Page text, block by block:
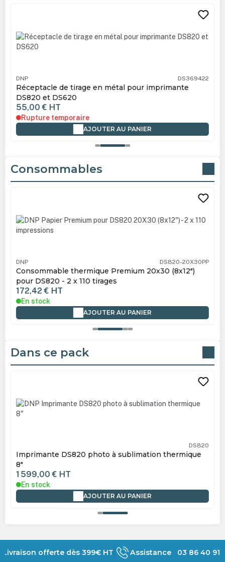
DNP DS369422
Réceptacle de tirage en métal pour imprimante
DS820 et DS620
55,00 € HT
Rupture temporaire
AJOUTER AU PANIER
Consommables
DNP DS820-20X30PP
Consommable thermique Premium 20x30 (8x12")
pour DS820 - 2 x 110 tirages
172,42 € HT
En stock
AJOUTER AU PANIER
Dans ce pack
DS820
Imprimante DS820 photo à sublimation thermique
8"
1 599,00 € HT
En stock
AJOUTER AU PANIER
Livraison offerte dès 399€ HT Assistance 03 86 40 91